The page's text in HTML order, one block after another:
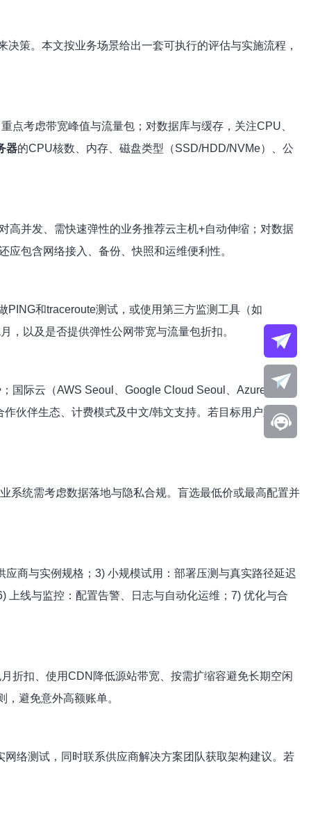
策。本文按业务场景给出一套可执行的评估与实施流程，
点考虑带宽峰值与流量包；对数据库与缓存，关注CPU、
器的CPU核数、内存、磁盘类型（SSD/HDD/NVMe）、公
高并发、需快速弹性的业务推荐云主机+自动伸缩；对数据
包含网络接入、备份、快照和运维便利性。
和traceroute测试，或使用第三方监测工具（如
，以及是否提供弹性公网带宽与流量包折扣。
国际云（AWS Seoul、Google Cloud Seoul、Azure
伙伴生态、计费模式及中文/韩文支持。若目标用户主要在
系统需考虑数据落地与隐私合规。盲选最低价或最高配置并
商与实例规格；3) 小规模试用：部署压测与真实路径延迟
线与监控：配置告警、日志与自动化运维；7) 优化与合
折扣、使用CDN降低源站带宽、按需扩缩容避免长期空闲
避免意外高额账单。
络测试，同时联系供应商解决方案团队获取架构建议。若